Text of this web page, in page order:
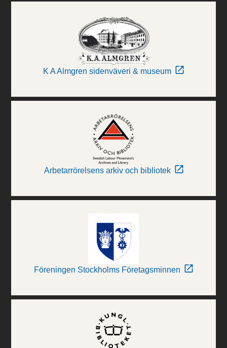
K A Almgren sidenväveri & museum
Arbetarrörelsens arkiv och bibliotek
Föreningen Stockholms Företagsminnen